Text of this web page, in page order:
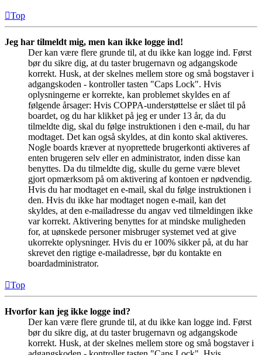
Top
Jeg har tilmeldt mig, men kan ikke logge ind!
Der kan være flere grunde til, at du ikke kan logge ind. Først
bør du sikre dig, at du taster brugernavn og adgangskode
korrekt. Husk, at der skelnes mellem store og små bogstaver i
adgangskoden - kontroller tasten "Caps Lock". Hvis
oplysningerne er korrekte, kan problemet skyldes en af
følgende årsager: Hvis COPPA-understøttelse er slået til på
boardet, og du har klikket på jeg er under 13 år, da du
tilmeldte dig, skal du følge instruktionen i den e-mail, du har
modtaget. Det kan også skyldes, at din konto skal aktiveres.
Nogle boards kræver at nyoprettede brugerkonti aktiveres af
enten brugeren selv eller en administrator, inden disse kan
benyttes. Da du tilmeldte dig, skulle du gerne være blevet
gjort opmærksom på om aktivering af kontoen er nødvendig.
Hvis du har modtaget en e-mail, skal du følge instruktionen i
den. Hvis du ikke har modtaget nogen e-mail, kan det
skyldes, at den e-mailadresse du angav ved tilmeldingen ikke
var korrekt. Aktivering benyttes for at mindske muligheden
for, at uønskede personer misbruger systemet ved at give
ukorrekte oplysninger. Hvis du er 100% sikker på, at du har
skrevet den rigtige e-mailadresse, bør du kontakte en
boardadministrator.
Top
Hvorfor kan jeg ikke logge ind?
Der kan være flere grunde til, at du ikke kan logge ind. Først
bør du sikre dig, at du taster brugernavn og adgangskode
korrekt. Husk, at der skelnes mellem store og små bogstaver i